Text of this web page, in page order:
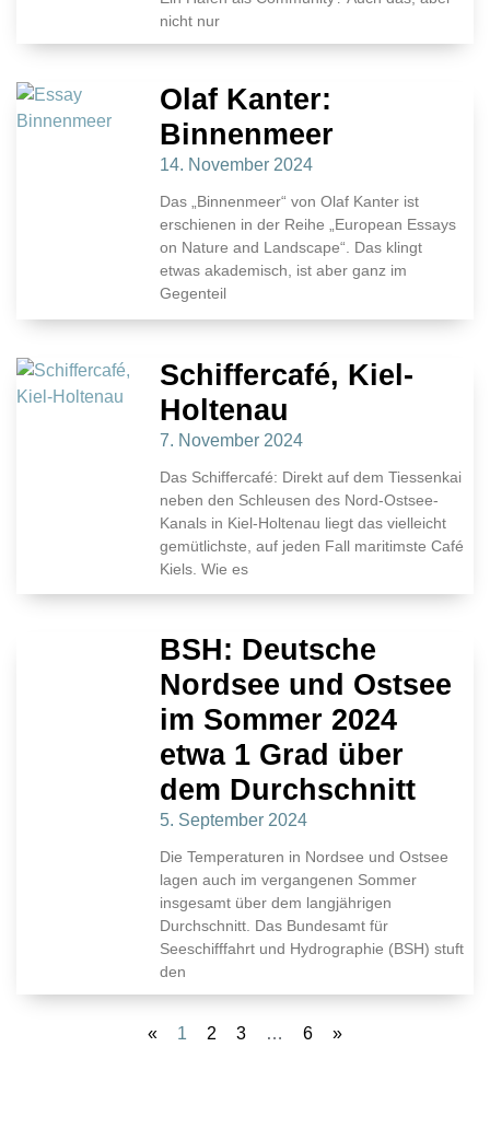
nicht nur
Olaf Kanter:
Binnenmeer
14. November 2024
Das „Binnenmeer“ von Olaf Kanter ist
erschienen in der Reihe „European Essays
on Nature and Landscape“. Das klingt
etwas akademisch, ist aber ganz im
Gegenteil
Schiffercafé, Kiel-
Holtenau
7. November 2024
Das Schiffercafé: Direkt auf dem Tiessenkai
neben den Schleusen des Nord-Ostsee-
Kanals in Kiel-Holtenau liegt das vielleicht
gemütlichste, auf jeden Fall maritimste Café
Kiels. Wie es
BSH: Deutsche
Nordsee und Ostsee
im Sommer 2024
etwa 1 Grad über
dem Durchschnitt
5. September 2024
Die Temperaturen in Nordsee und Ostsee
lagen auch im vergangenen Sommer
insgesamt über dem langjährigen
Durchschnitt. Das Bundesamt für
Seeschifffahrt und Hydrographie (BSH) stuft
den
« 1 2 3 … 6 »